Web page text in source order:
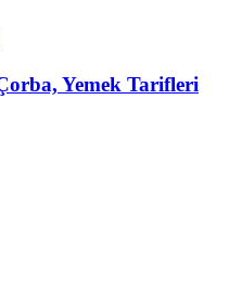
Yemek Tarifleri